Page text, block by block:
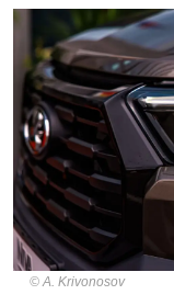
A. Krivonosov